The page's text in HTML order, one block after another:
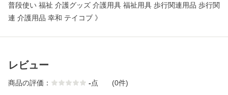
普段使い 福祉 介護グッズ 介護用具 福祉用具 歩行関連用品 歩行関
連 介護用品 幸和 テイコブ 》
レビュー
商品の評価： -点 (0件)